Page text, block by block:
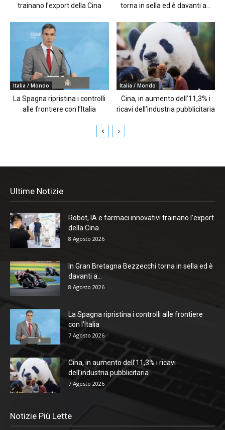
trainano l’export della Cina
torna in sella ed è davanti a...
Italia / Mondo
La Spagna ripristina i controlli
alle frontiere con l’Italia
Italia / Mondo
Cina, in aumento dell’11,3% i
ricavi dell’industria pubblicitaria
Ultime Notizie
Robot, IA e farmaci innovativi trainano l’export
della Cina
8 Agosto 2026
In Gran Bretagna Bezzecchi torna in sella ed è
davanti a...
8 Agosto 2026
La Spagna ripristina i controlli alle frontiere
con l’Italia
7 Agosto 2026
Cina, in aumento dell’11,3% i ricavi
dell’industria pubblicitaria
7 Agosto 2026
Notizie Più Lette